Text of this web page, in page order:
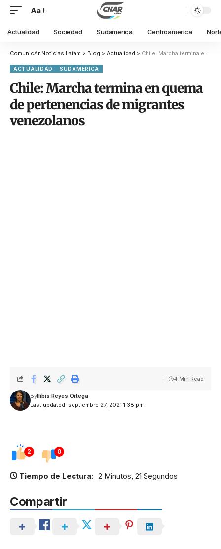
Aa
Actualidad Sociedad Sudamerica Centroamerica
ComunicAr Noticias Latam > Blog > Actualidad > Chile: Marcha termina en quema de pertenencias de migrantes venezolanos
ACTUALIDAD SUDAMERICA
Chile: Marcha termina en quema
de pertenencias de migrantes
venezolanos
Last updated: septiembre 27, 2021 1:38 pm
ByIlibis Reyes Ortega
4 Min Read
2 0
Tiempo de Lectura: 2 Minutos, 21 Segundos
Compartir